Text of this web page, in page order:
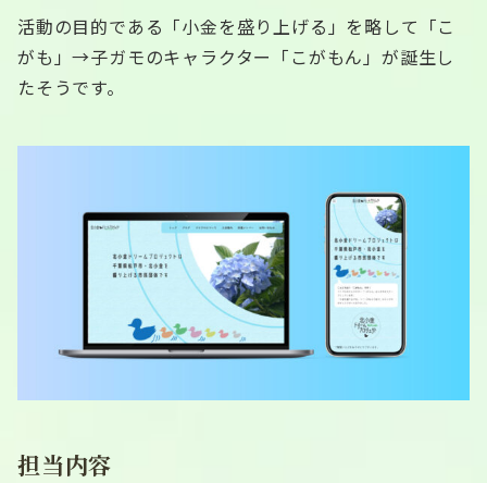
活動の目的である「小金を盛り上げる」を略して「こ
がも」→子ガモのキャラクター「こがもん」が誕生し
たそうです。
担当内容